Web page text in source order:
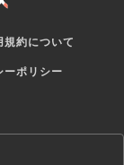
規約について
ーポリシー